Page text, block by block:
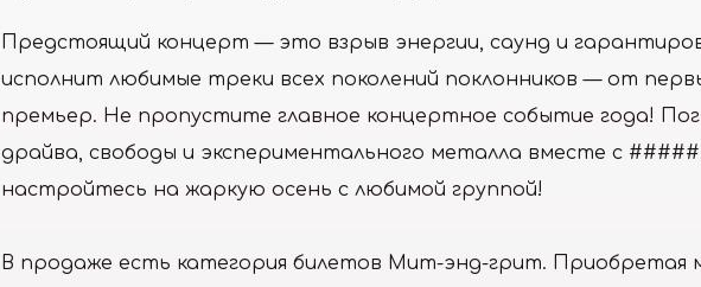
Предстоящий концерт — это взрыв энергии, саунд и
исполнит любимые треки всех поколений поклонников — от
премьер. Не пропустите главное концертное событие года!
драйва, свободы и экспериментального металла вместе с
настройтесь на жаркую осень с любимой группой!
В продаже есть категория билетов Мит-энд-грит. Приобретая